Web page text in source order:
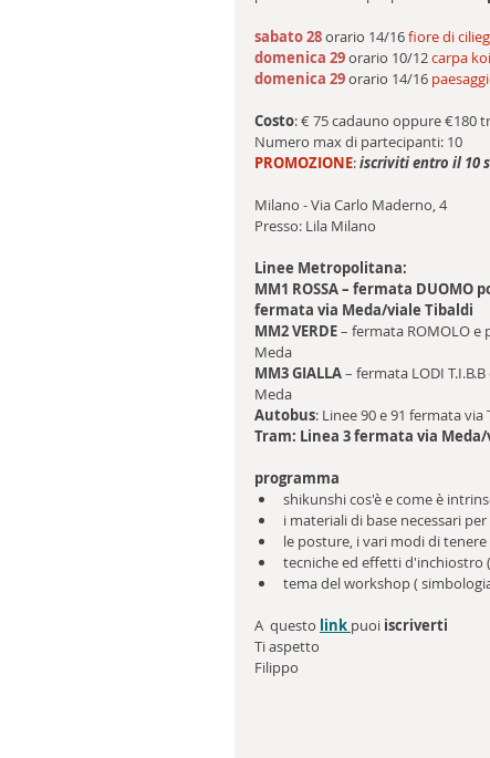
sabato 28 orario 14/16 fiore di
domenica 29 orario 10/12 carpa koi
domenica 29 orario 14/16
Costo: € 75 cadauno oppure €180
Numero max di partecipanti: 10
PROMOZIONE:iscriviti entro il 10
Milano - Via Carlo Maderno, 4
Presso: Lila Milano
Linee Metropolitana:
MM1 ROSSA – fermata
fermata via Meda/viale Tibaldi
MM2 VERDE – fermata ROMOLO e
Meda
MM3 GIALLA – fermata LODI
Meda
Autobus: Linee 90 e 91 fermata
Tram: Linea 3 fermata via
programma
shikunshi cos'è e come è
i materiali di base necessari
le posture, i vari modi di
tecniche ed effetti d'inchiostro
tema del workshop (
A  questo link puoi iscriverti
Ti aspetto
Filippo